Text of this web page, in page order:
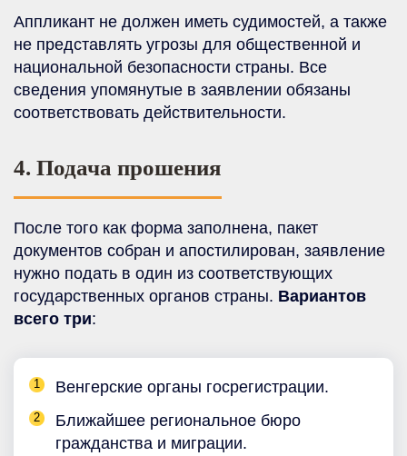
Аппликант не должен иметь судимостей, а также
не представлять угрозы для общественной и
национальной безопасности страны. Все
сведения упомянутые в заявлении обязаны
соответствовать действительности.
4. Подача прошения
После того как форма заполнена, пакет
документов собран и апостилирован, заявление
нужно подать в один из соответствующих
государственных органов страны. Вариантов
всего три:
Венгерские органы госрегистрации.
Ближайшее региональное бюро
гражданства и миграции.